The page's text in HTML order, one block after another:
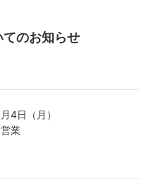
のお知らせ
4日（月）
業